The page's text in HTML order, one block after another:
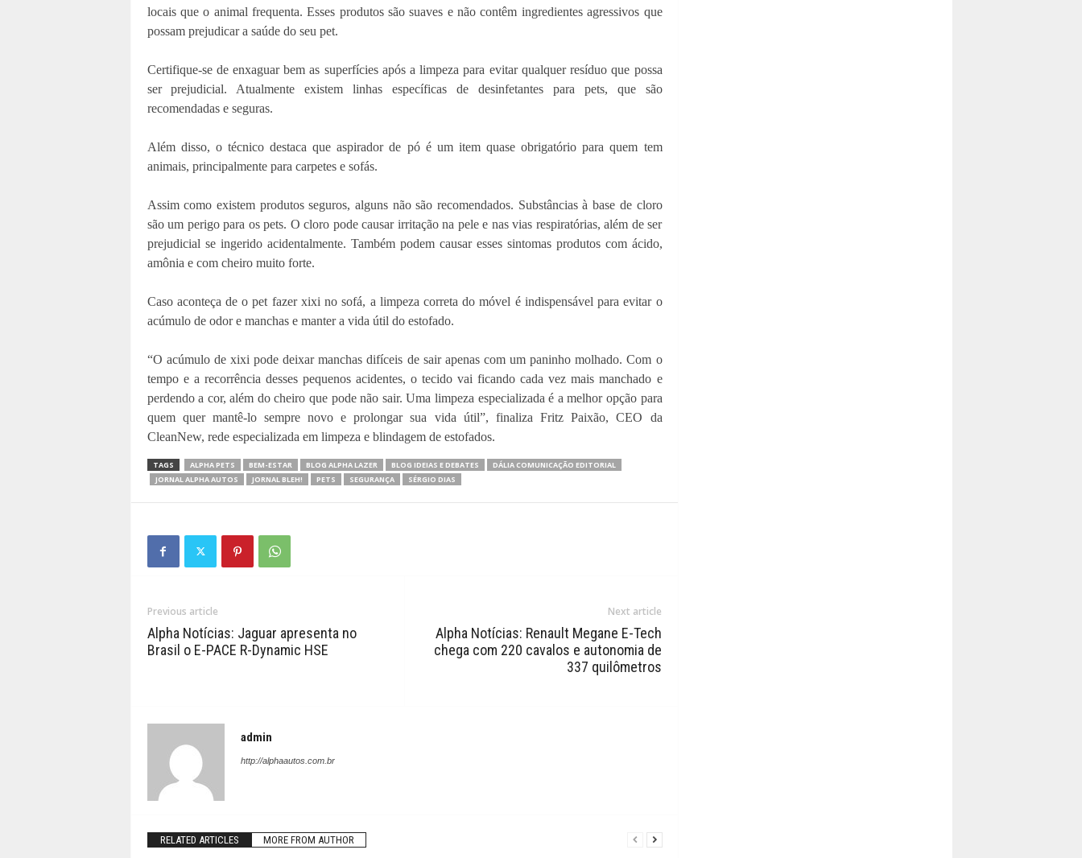
locais que o animal frequenta. Esses produtos são suaves e não contêm ingredientes agressivos que
possam prejudicar a saúde do seu pet.
Certifique-se de enxaguar bem as superfícies após a limpeza para evitar qualquer resíduo que possa
ser prejudicial. Atualmente existem linhas específicas de desinfetantes para pets, que são
recomendadas e seguras.
Além disso, o técnico destaca que aspirador de pó é um item quase obrigatório para quem tem
animais, principalmente para carpetes e sofás.
Assim como existem produtos seguros, alguns não são recomendados. Substâncias à base de cloro
são um perigo para os pets. O cloro pode causar irritação na pele e nas vias respiratórias, além de ser
prejudicial se ingerido acidentalmente. Também podem causar esses sintomas produtos com ácido,
amônia e com cheiro muito forte.
Caso aconteça de o pet fazer xixi no sofá, a limpeza correta do móvel é indispensável para evitar o
acúmulo de odor e manchas e manter a vida útil do estofado.
“O acúmulo de xixi pode deixar manchas difíceis de sair apenas com um paninho molhado. Com o
tempo e a recorrência desses pequenos acidentes, o tecido vai ficando cada vez mais manchado e
perdendo a cor, além do cheiro que pode não sair. Uma limpeza especializada é a melhor opção para
quem quer mantê-lo sempre novo e prolongar sua vida útil”, finaliza Fritz Paixão, CEO da
CleanNew, rede especializada em limpeza e blindagem de estofados.
TAGS ALPHA PETS BEM-ESTAR BLOG ALPHA LAZER BLOG IDEIAS E DEBATES
DÁLIA COMUNICAÇÃO EDITORIAL
JORNAL ALPHA AUTOS
JORNAL BLEH! PETS SEGURANÇA SÉRGIO DIAS
Previous article
Alpha Notícias: Jaguar apresenta no
Brasil o E-PACE R-Dynamic HSE
Next article
Alpha Notícias: Renault Megane E-Tech
chega com 220 cavalos e autonomia de
337 quilômetros
admin
http://alphaautos.com.br
RELATED ARTICLES MORE FROM AUTHOR